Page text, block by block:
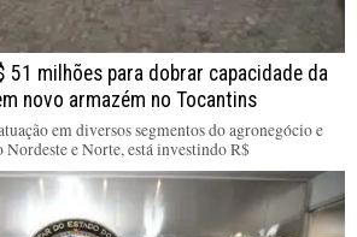
51 milhões para dobrar capacidade da
novo armazém no Tocantins
em diversos segmentos do agronegócio e
Nordeste e Norte, está investindo R$